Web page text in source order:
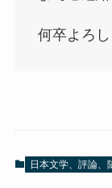
何卒よろし
日本文学、評論、